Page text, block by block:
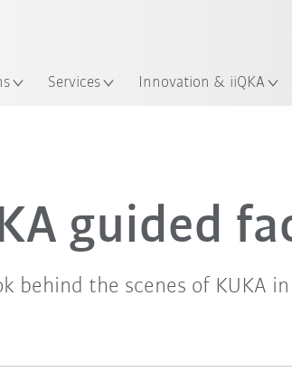
Services Innovation & iiQKA
guided
behind the scenes of KUKA